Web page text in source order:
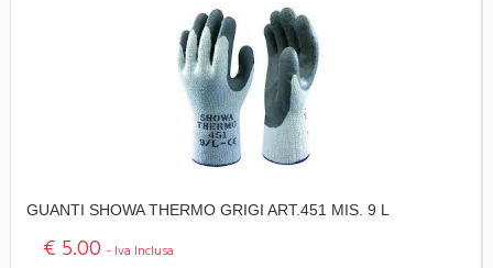
GUANTI SHOWA THERMO GRIGI ART.451 MIS. 9 L
€ 5.00 - Iva Inclusa